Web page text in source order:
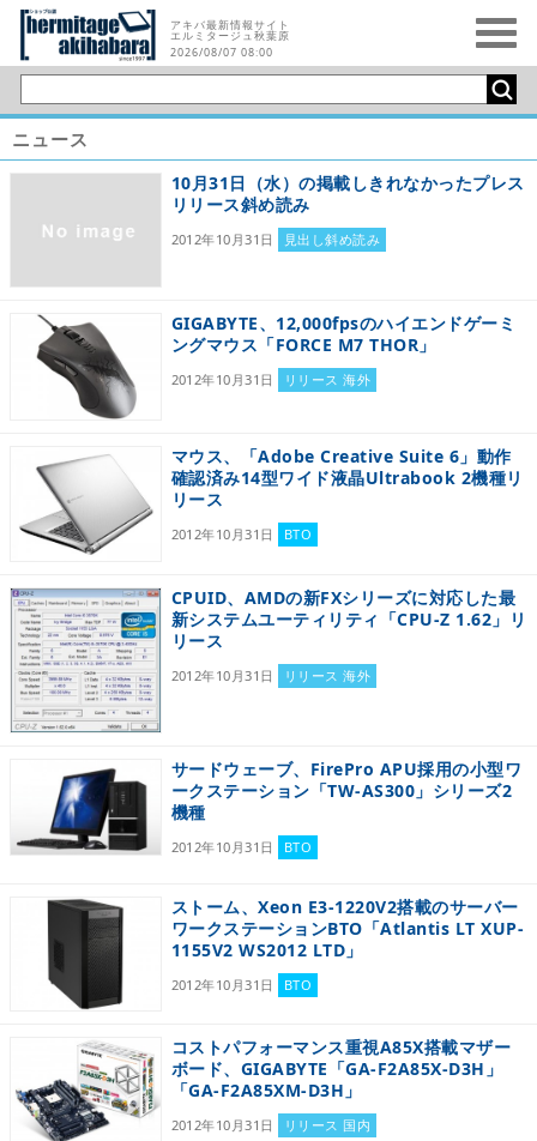
アキバ最新情報サイト
エルミタージュ秋葉原
2026/08/07 08:00
ニュース
10月31日（水）の掲載しきれなかったプレス
リリース斜め読み
2012年10月31日 見出し斜め読み
GIGABYTE、12,000fpsのハイエンドゲーミ
ングマウス「FORCE M7 THOR」
2012年10月31日 リリース 海外
マウス、「Adobe Creative Suite 6」動作
確認済み14型ワイド液晶Ultrabook 2機種リ
リース
2012年10月31日 BTO
CPUID、AMDの新FXシリーズに対応した最
新システムユーティリティ「CPU-Z 1.62」リ
リース
2012年10月31日 リリース 海外
サードウェーブ、FirePro APU採用の小型ワ
ークステーション「TW-AS300」シリーズ2
機種
2012年10月31日 BTO
ストーム、Xeon E3-1220V2搭載のサーバー
ワークステーションBTO「Atlantis LT XUP-
1155V2 WS2012 LTD」
2012年10月31日 BTO
コストパフォーマンス重視A85X搭載マザー
ボード、GIGABYTE「GA-F2A85X-D3H」
「GA-F2A85XM-D3H」
2012年10月31日 リリース 国内